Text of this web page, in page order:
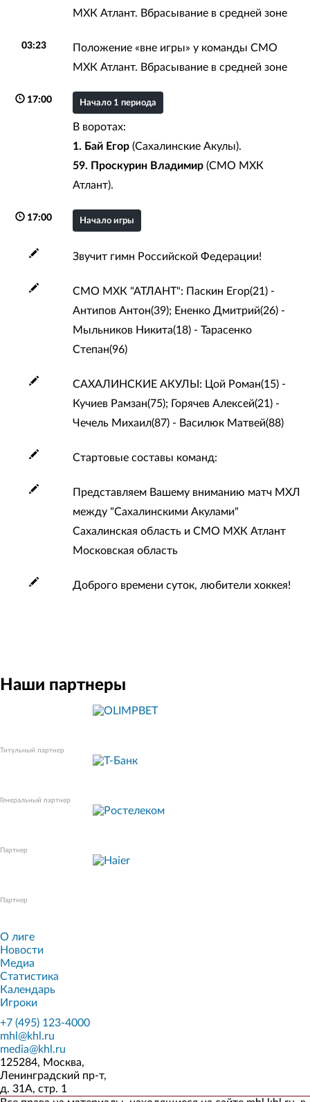
МХК Атлант. Вбрасывание в средней зоне
03:23
Положение «вне игры» у команды СМО
МХК Атлант. Вбрасывание в средней зоне
17:00 Начало 1 периода
В воротах:
1. Бай Егор(Сахалинские Акулы).
59. Проскурин Владимир(СМО МХК
Атлант).
17:00 Начало игры
Звучит гимн Российской Федерации!
СМО МХК "АТЛАНТ": Паскин Егор(21) -
Антипов Антон(39); Ененко Дмитрий(26) -
Мыльников Никита(18) - Тарасенко
Степан(96)
САХАЛИНСКИЕ АКУЛЫ: Цой Роман(15) -
Кучиев Рамзан(75); Горячев Алексей(21) -
Чечель Михаил(87) - Василюк Матвей(88)
Стартовые составы команд:
Представляем Вашему вниманию матч МХЛ
между "Сахалинскими Акулами"
Сахалинская область и СМО МХК Атлант
Московская область
Доброго времени суток, любители хоккея!
Наши партнеры
Титульный партнер
Генеральный партнер
Партнер
Партнер
О лиге
Новости
Медиа
Статистика
Календарь
Игроки
+7 (495) 123-4000
mhl@khl.ru
media@khl.ru
125284, Москва,
Ленинградский пр-т,
д. 31А, стр. 1